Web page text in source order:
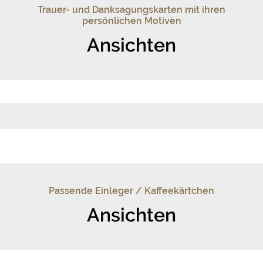
Trauer- und Danksagungskarten mit ihren
persönlichen Motiven
Ansichten
Passende Einleger / Kaffeekärtchen
Ansichten